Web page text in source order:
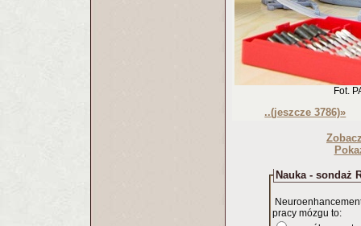
Fot.
..(jeszcze 3786)»
Nauka - sondaż
pracy mózgu to: